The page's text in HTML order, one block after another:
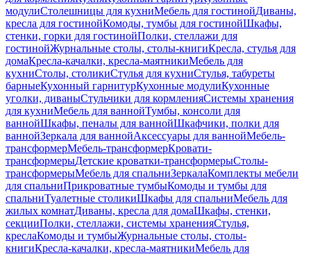
модулиСтолешницы для кухниМебель для гостинойДиваны,
кресла для гостинойКомоды, тумбы для гостинойШкафы,
стенки, горки для гостинойПолки, стеллажи для
гостинойЖурнальные столы, столы-книгиКресла, стулья для
домаКресла-качалки, кресла-маятникиМебель для
кухниСтолы, столикиСтулья для кухниСтулья, табуреты
барныеКухонный гарнитурКухонные модулиКухонные
уголки, диваныСтульчики для кормленияСистемы хранения
для кухниМебель для ваннойТумбы, консоли для
ваннойШкафы, пеналы для ваннойШкафчики, полки для
ваннойЗеркала для ваннойАксессуары для ваннойМебель-
трансформерМебель-трансформерКровати-
трансформерыДетские кроватки-трансформерыСтолы-
трансформерыМебель для спальниЗеркалаКомплекты мебели
для спальниПрикроватные тумбыКомоды и тумбы для
спальниТуалетные столикиШкафы для спальниМебель для
жилых комнатДиваны, кресла для домаШкафы, стенки,
секцииПолки, стеллажи, системы храненияСтулья,
креслаКомоды и тумбыЖурнальные столы, столы-
книгиКресла-качалки, кресла-маятникиМебель для